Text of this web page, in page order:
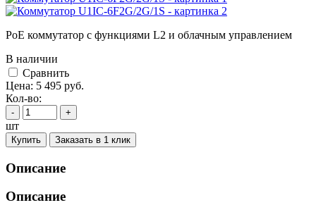
PoE коммутатор с функциями L2 и облачным управлением
В наличии
Cравнить
Цена: 5 495 руб.
Кол-во:
- +
шт
Купить Заказать в 1 клик
Описание
Описание